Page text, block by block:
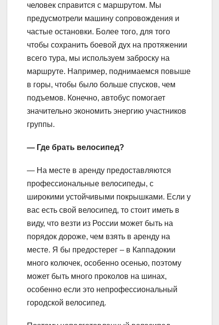
человек справится с маршрутом. Мы
предусмотрели машину сопровождения и
частые остановки. Более того, для того
чтобы сохранить боевой дух на протяжении
всего тура, мы используем заброску на
маршруте. Например, поднимаемся повыше
в горы, чтобы было больше спусков, чем
подъемов. Конечно, автобус помогает
значительно экономить энергию участников
группы.
— Где брать велосипед?
— На месте в аренду предоставляются
профессиональные велосипеды, с
широкими устойчивыми покрышками. Если у
вас есть свой велосипед, то стоит иметь в
виду, что везти из России может быть на
порядок дороже, чем взять в аренду на
месте. Я бы предостерег – в Каппадокии
много колючек, особенно осенью, поэтому
может быть много проколов на шинах,
особенно если это непрофессиональный
городской велосипед.